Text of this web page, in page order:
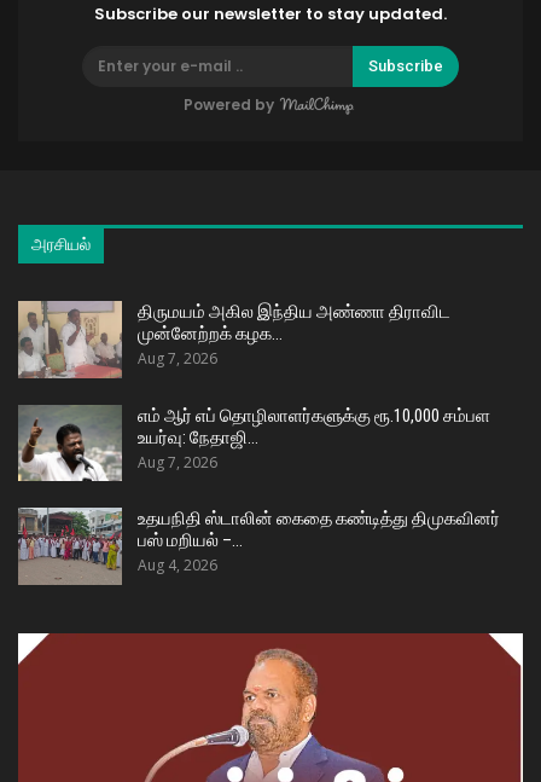
Subscribe our newsletter to stay updated.
Subscribe
Powered by
அரசியல்
திருமயம் அகில இந்திய அண்ணா திராவிட
முன்னேற்றக் கழக…
Aug 7, 2026
எம் ஆர் எப் தொழிலாளர்களுக்கு ரூ.10,000 சம்பள
உயர்வு: நேதாஜி…
Aug 7, 2026
உதயநிதி ஸ்டாலின் கைதை கண்டித்து திமுகவினர்
பஸ் மறியல் –…
Aug 4, 2026